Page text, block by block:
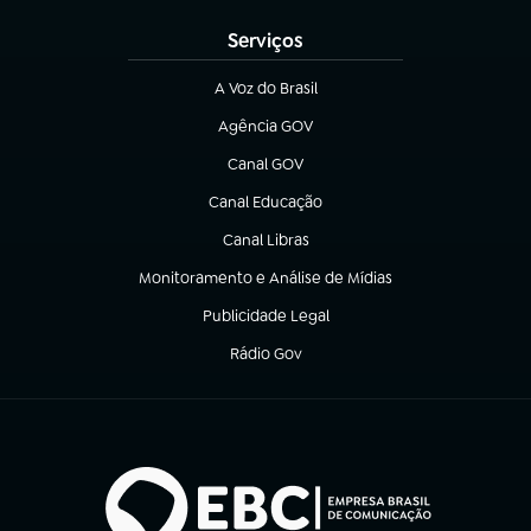
Serviços
A Voz do Brasil
(abre em nova aba)
Agência GOV
(abre em nova aba)
Canal GOV
(abre em nova aba)
Canal Educação
(abre em nova aba)
Canal Libras
(abre em nova aba)
Monitoramento e Análise de Mídias
(abre em nova aba)
Publicidade Legal
(abre em nova aba)
Rádio Gov
(abre em nova aba)